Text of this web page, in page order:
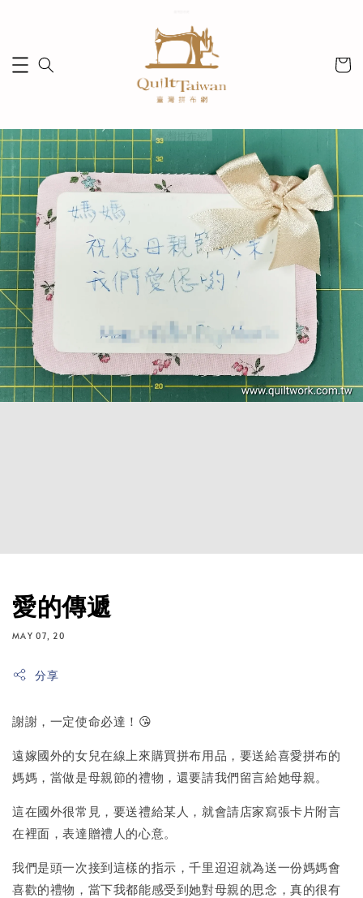
愛的傳遞
MAY 07, 20
分享
謝謝，一定使命必達！😘
遠嫁國外的女兒在線上來購買拼布用品，要送給喜愛拼布的
媽媽，當做是母親節的禮物，還要請我們留言給她母親。
這在國外很常見，要送禮給某人，就會請店家寫張卡片附言
在裡面，表達贈禮人的心意。
我們是頭一次接到這樣的指示，千里迢迢就為送一份媽媽會
喜歡的禮物，當下我都能感受到她對母親的思念，真的很有